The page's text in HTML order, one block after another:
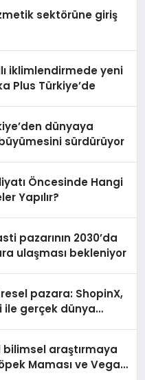
sektörüne giriş
iklimlendirmede yeni
Plus Türkiye’de
dünyaya
sürdürüyor
Öncesinde Hangi
Yapılır?
pazarının 2030’da
ulaşması bekleniyor
pazara: ShopinX,
gerçek dünya
bilimsel araştırmaya
Maması ve Vegan